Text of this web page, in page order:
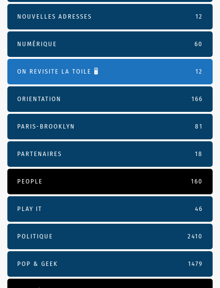
NOUVELLES ADRESSES 12
NUMÉRIQUE 60
ON REVISITE LA TOILE 🖥️ 12
ORIENTATION 166
PARIS-BROOKLYN 81
PARTENAIRES 18
PEOPLE 160
PLAY IT 46
POLITIQUE 2410
POP & GEEK 1479